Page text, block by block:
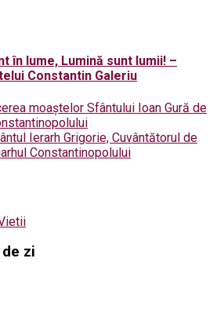
în lume, Lumină sunt lumii! –
Constantin Galeriu
moaștelor Sfântului Ioan Gură de
Ierarh Grigorie, Cuvântătorul de
Constantinopolului
zi